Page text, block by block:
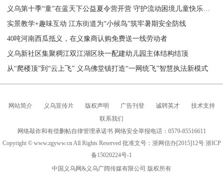
义乌第十季“童”在蓝天下公益夏令营开营 守护流动困境儿童快乐成长
实景教学+趣味互动 江东街道为“小候鸟”筑牢暑期安全防线
40吨河南西瓜抵义，在义豫商认购免费送一线劳动者
义乌新社区集聚稠江双江湖区块一配建幼儿园主体结构结顶
从“爬楼顶”到“云上飞” 义乌佛堂镇打造“一网统飞”智慧执法新模式
网站简介 义乌宣传片 版权声明 广告刊登 诚聘英才
技术支持
联系我们
网络敲诈和有偿删帖自律管理承诺书 网络安全举报电话：0579-85516611
Copyright © www.zgyww.cn All Rights Reserved 批准文号：浙网信办[2015]12号 浙ICP
备15020224号-1
中国义乌网&义乌广阔传媒有限公司 版权所有